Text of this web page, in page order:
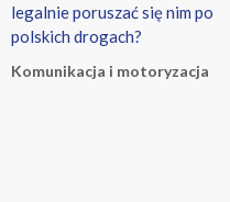
legalnie poruszać się nim po
polskich drogach?
Komunikacja i motoryzacja